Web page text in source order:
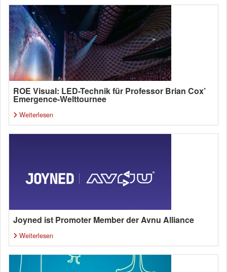
ROE Visual: LED-Technik für Professor Brian Cox’
Emergence-Welttournee
Weiterlesen
Joyned ist Promoter Member der Avnu Alliance
Weiterlesen